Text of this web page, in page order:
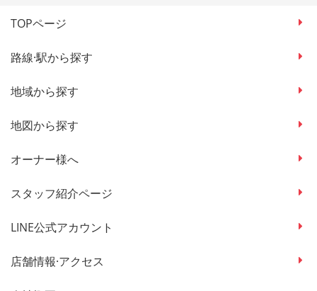
TOPページ
路線·駅から探す
地域から探す
地図から探す
オーナー様へ
スタッフ紹介ページ
LINE公式アカウント
店舗情報·アクセス